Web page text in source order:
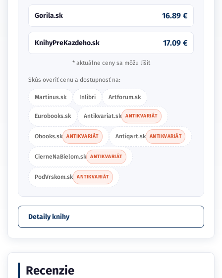
Gorila.sk 16.89 €
KnihyPreKazdeho.sk 17.09 €
* aktuálne ceny sa môžu líšiť
Skús overiť cenu a dostupnosť na:
Martinus.sk Inlibri Artforum.sk
Eurobooks.sk Antikvariat.sk ANTIKVARIÁT
Obooks.sk ANTIKVARIÁT Antiqart.sk ANTIKVARIÁT
CierneNaBielom.sk ANTIKVARIÁT
PodVrskom.sk ANTIKVARIÁT
Detaily knihy
Recenzie